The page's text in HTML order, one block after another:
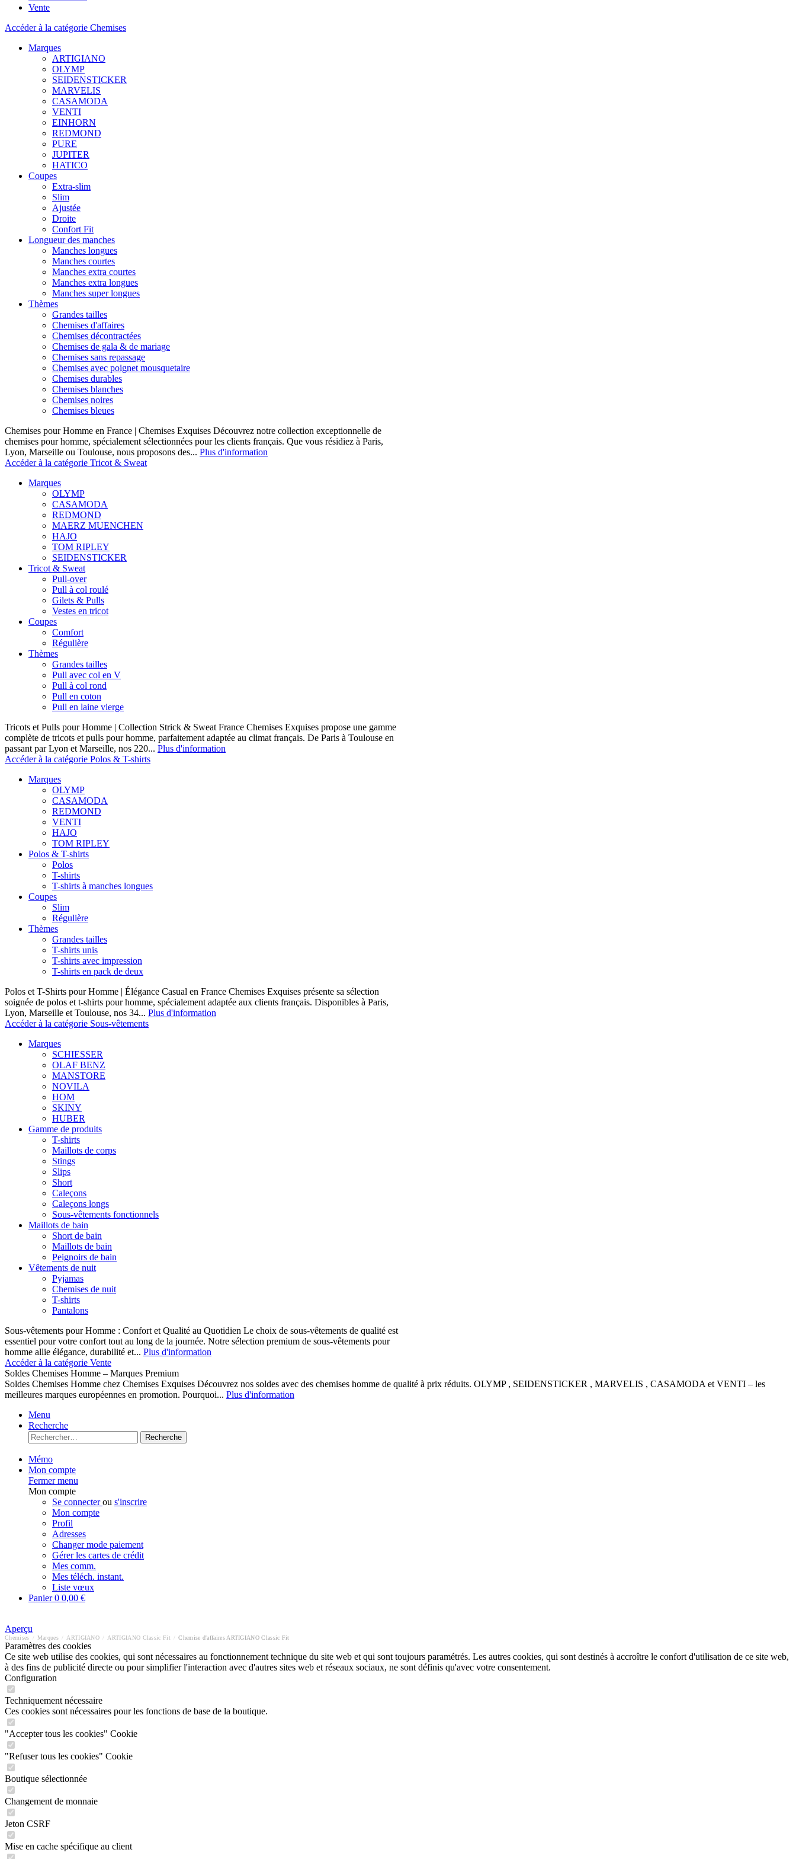
Vente
Accéder à la catégorie Chemises
Marques
ARTIGIANO
OLYMP
SEIDENSTICKER
MARVELIS
CASAMODA
VENTI
EINHORN
REDMOND
PURE
JUPITER
HATICO
Coupes
Extra-slim
Slim
Ajustée
Droite
Confort Fit
Longueur des manches
Manches longues
Manches courtes
Manches extra courtes
Manches extra longues
Manches super longues
Thèmes
Grandes tailles
Chemises d'affaires
Chemises décontractées
Chemises de gala & de mariage
Chemises sans repassage
Chemises avec poignet mousquetaire
Chemises durables
Chemises blanches
Chemises noires
Chemises bleues
Chemises pour Homme en France | Chemises Exquises Découvrez notre collection exceptionnelle de
chemises pour homme, spécialement sélectionnées pour les clients français. Que vous résidiez à Paris,
Lyon, Marseille ou Toulouse, nous proposons des... Plus d'information
Accéder à la catégorie Tricot & Sweat
Marques
OLYMP
CASAMODA
REDMOND
MAERZ MUENCHEN
HAJO
TOM RIPLEY
SEIDENSTICKER
Tricot & Sweat
Pull-over
Pull à col roulé
Gilets & Pulls
Vestes en tricot
Coupes
Comfort
Régulière
Thèmes
Grandes tailles
Pull avec col en V
Pull à col rond
Pull en coton
Pull en laine vierge
Tricots et Pulls pour Homme | Collection Strick & Sweat France Chemises Exquises propose une gamme
complète de tricots et pulls pour homme, parfaitement adaptée au climat français. De Paris à Toulouse en
passant par Lyon et Marseille, nos 220... Plus d'information
Accéder à la catégorie Polos & T-shirts
Marques
OLYMP
CASAMODA
REDMOND
VENTI
HAJO
TOM RIPLEY
Polos & T-shirts
Polos
T-shirts
T-shirts à manches longues
Coupes
Slim
Régulière
Thèmes
Grandes tailles
T-shirts unis
T-shirts avec impression
T-shirts en pack de deux
Polos et T-Shirts pour Homme | Élégance Casual en France Chemises Exquises présente sa sélection
soignée de polos et t-shirts pour homme, spécialement adaptée aux clients français. Disponibles à Paris,
Lyon, Marseille et Toulouse, nos 34... Plus d'information
Accéder à la catégorie Sous-vêtements
Marques
SCHIESSER
OLAF BENZ
MANSTORE
NOVILA
HOM
SKINY
HUBER
Gamme de produits
T-shirts
Maillots de corps
Stings
Slips
Short
Caleçons
Caleçons longs
Sous-vêtements fonctionnels
Maillots de bain
Short de bain
Maillots de bain
Peignoirs de bain
Vêtements de nuit
Pyjamas
Chemises de nuit
T-shirts
Pantalons
Sous-vêtements pour Homme : Confort et Qualité au Quotidien Le choix de sous-vêtements de qualité est
essentiel pour votre confort tout au long de la journée. Notre sélection premium de sous-vêtements pour
homme allie élégance, durabilité et... Plus d'information
Accéder à la catégorie Vente
Soldes Chemises Homme – Marques Premium
Soldes Chemises Homme chez Chemises Exquises Découvrez nos soldes avec des chemises homme de qualité à prix réduits. OLYMP , SEIDENSTICKER , MARVELIS , CASAMODA et VENTI – les
meilleures marques européennes en promotion. Pourquoi... Plus d'information
Menu
Recherche
Recherche
Mémo
Mon compte
Fermer menu
Mon compte
Se connecterou s'inscrire
Mon compte
Profil
Adresses
Changer mode paiement
Gérer les cartes de crédit
Mes comm.
Mes téléch. instant.
Liste vœux
Panier0 0,00 €
Aperçu
Chemises Marques ARTIGIANO ARTIGIANO Classic Fit Chemise d'affaires ARTIGIANO Classic Fit
Paramètres des cookies
Ce site web utilise des cookies, qui sont nécessaires au fonctionnement technique du site web et qui sont toujours paramétrés. Les autres cookies, qui sont destinés à accroître le confort d'utilisation de ce site web,
à des fins de publicité directe ou pour simplifier l'interaction avec d'autres sites web et réseaux sociaux, ne sont définis qu'avec votre consentement.
Configuration
Techniquement nécessaire
Ces cookies sont nécessaires pour les fonctions de base de la boutique.
"Accepter tous les cookies" Cookie
"Refuser tous les cookies" Cookie
Boutique sélectionnée
Changement de monnaie
Jeton CSRF
Mise en cache spécifique au client